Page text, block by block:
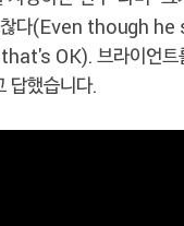
찮다(Even though
OK). 브라이언트
답했습니다.